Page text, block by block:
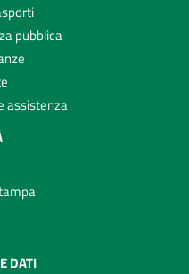
pubblica
assistenza
DATI